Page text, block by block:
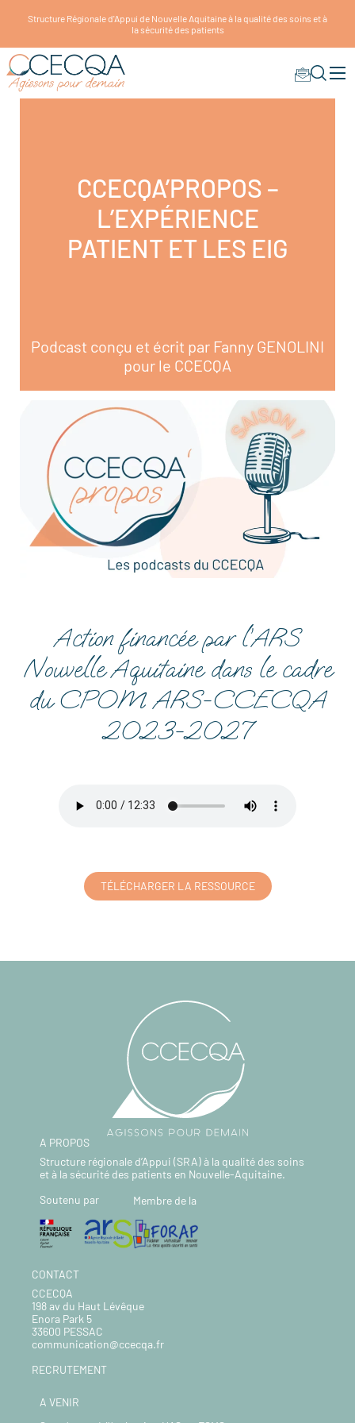
Structure Régionale d'Appui de Nouvelle Aquitaine à la qualité des soins et à
la sécurité des patients
CCECQA’PROPOS –
L’EXPÉRIENCE
PATIENT ET LES EIG
Podcast conçu et écrit par Fanny GENOLINI
pour le CCECQA
Action financée par l’ARS
Nouvelle Aquitaine dans le cadre
du CPOM ARS-CCECQA
2023-2027
TÉLÉCHARGER LA RESSOURCE
A PROPOS
Structure régionale d’Appui (SRA) à la qualité des soins
et à la sécurité des patients en Nouvelle-Aquitaine.
Soutenu par
Membre de la
CONTACT
CCECQA
198 av du Haut Lévêque
Enora Park 5
33600 PESSAC
communication@ccecqa.fr
RECRUTEMENT
A VENIR